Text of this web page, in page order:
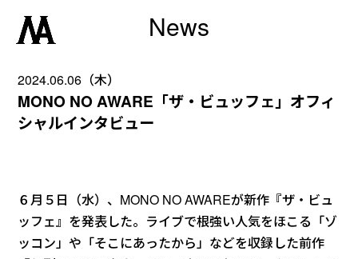
News
2024.06.06（木）
MONO NO AWARE「ザ・ビュッフェ」オフィ
シャルインタビュー
６月５日（水）、MONO NO AWAREが新作『ザ・ビュ
ッフェ』を発表した。ライブで根強い人気をほこる「ゾ
ッコン」や「そこにあったから」などを収録した前作